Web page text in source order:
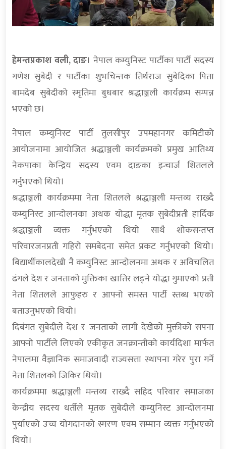
हेमन्तप्रकाश वली, दाङ। नेपाल कम्युनिस्ट पार्टीका पार्टी सदस्य
गणेश सुबेदी र पार्टीका शुभचिन्तक तिर्थराज सुबेदिका पिता
बामदेब सुबेदीको स्मृतिमा बुधबार श्रद्धाञ्जली कार्यक्रम सम्पन्न
भएको छ।
नेपाल कम्युनिस्ट पार्टी तुलसीपुर उपमहानगर कमिटीको
आयोजनामा आयोजित श्रद्धाञ्जली कार्यक्रमको प्रमुख आतिथ्य
नेकपाका केन्द्रिय सदस्य एवम दाङका इन्चार्ज शितलले
गर्नुभएको थियो।
श्रद्धाञ्जली कार्यक्रममा नेता शितलले श्रद्धाञ्जली मन्तव्य राख्दै
कम्युनिस्ट आन्दोलनका अथक योद्धा मृतक सुबेदीप्रती हार्दिक
श्रद्धाञ्जली व्यक्त गर्नुभएको थियो साथै शोकसन्तप्त
परिवारजनप्रती गहिरो समबेदना समेत प्रकट गर्नुभएको थियो।
बिद्यार्थीकालदेखी नै कम्युनिस्ट आन्दोलनमा अथक र अविचलित
ढंगले देश र जनताको मुक्तिका खातिर लड्ने योद्धा गुमाएको प्रती
नेता शितलले आफुहरु र आफ्नो समस्त पार्टी स्तब्ध भएको
बताउनुभएको थियो।
दिबंगत सुबेदीले देश र जनताको लागी देखेको मुक्तीको सपना
आफ्नो पार्टीले लिएको एकीकृत जनक्रान्तीको कार्यदिशा मार्फत
नेपालमा वैज्ञानिक समाजवादी राज्यसत्ता स्थापना गरेर पुरा गर्ने
नेता शितलको जिकिर थियो।
कार्यक्रममा श्रद्धाञ्जली मन्तव्य राख्दै सहिद परिवार समाजका
केन्द्रीय सदस्य धर्तीले मृतक सुबेदीले कम्युनिस्ट आन्दोलनमा
पुर्याएको उच्च योगदानको स्मरण एवम सम्मान व्यक्त गर्नुभएको
थियो।